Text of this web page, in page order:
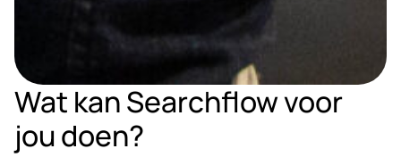
Wat kan Searchflow voor
jou doen?